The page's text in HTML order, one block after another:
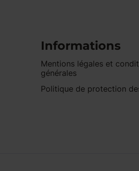
Informations
Mentions légales et
générales
Politique de protection